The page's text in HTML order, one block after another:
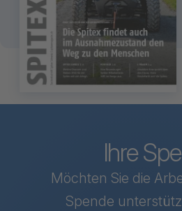
zum Spitex-Magazin
Ihre
Möchten Sie die
Spende